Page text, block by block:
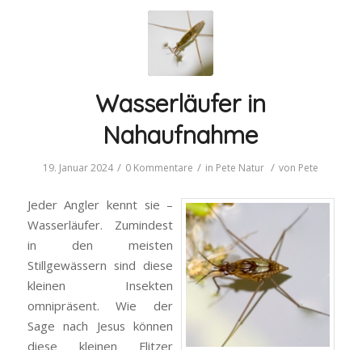
Wasserläufer in
Nahaufnahme
19. Januar 2024 / 0 Kommentare / in Pete Natur / von Pete
Jeder Angler kennt sie –
Wasserläufer. Zumindest
in den meisten
Stillgewässern sind diese
kleinen Insekten
omnipräsent. Wie der
Sage nach Jesus können
diese kleinen Flitzer